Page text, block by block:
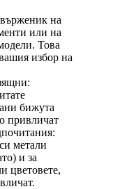
на
или на
Това
избор на
бижута
привличат
метали
и за
цветовете,